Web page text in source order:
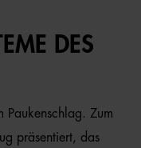
DES
Paukenschlag. Zum
präsentiert, das